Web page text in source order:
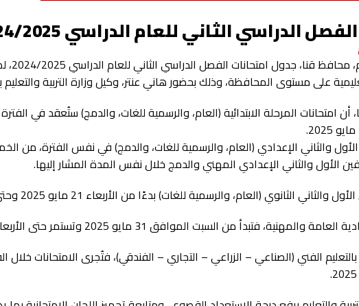
الثاني للعام الدراسي 2024/2025 في قنا
اعتمد
على مستوى المحافظة، وذلك بحضور هاني عنتر، وكيل وزارة التربية والتعليم
(العام، والرسمية للغات) بدءًا من الأربعاء 21 مايو 2025 وحتى الثلاثاء 27 مايو 2025.
فتبدأ من السبت الموافق 31 مايو 2025 وتستمر حتى الأربعاء 4 يونيو 2025.